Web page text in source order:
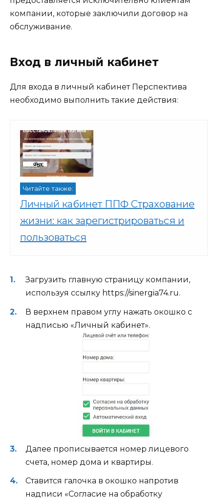
компании, которые заключили договор на
обслуживание.
Вход в личный кабинет
Для входа в личный кабинет Перспектива
необходимо выполнить такие действия:
Читайте также:
Личный кабинет ППФ Страхование
жизни: как зарегистрироваться и
пользоваться
Загрузить главную страницу компании,
используя ссылку https://sinergia74.ru.
В верхнем правом углу нажать окошко с
надписью «Личный кабинет».
Далее прописывается номер лицевого
счета, номер дома и квартиры.
Ставится галочка в окошко напротив
надписи «Согласие на обработку